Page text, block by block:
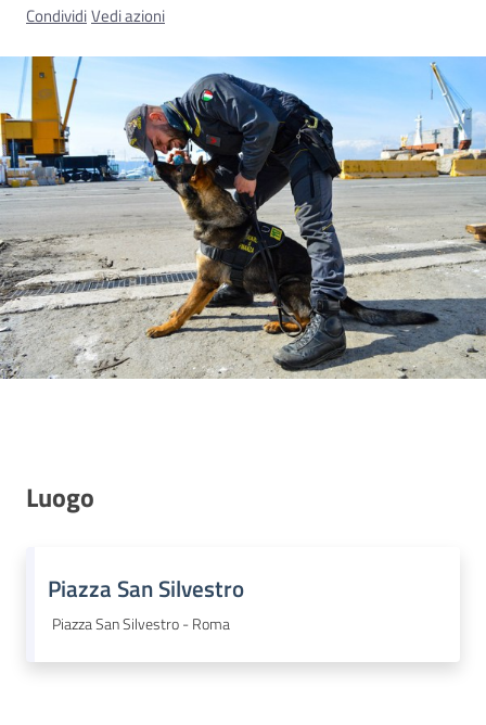
Istituti
formazione
Contatti
Seguici
su
CondividiVedi azioni
Luogo
Piazza San Silvestro
Piazza San Silvestro - Roma